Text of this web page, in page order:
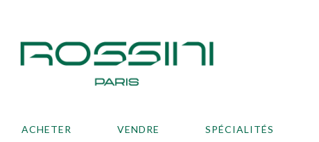
ACHETER VENDRE SPÉCIALITÉS